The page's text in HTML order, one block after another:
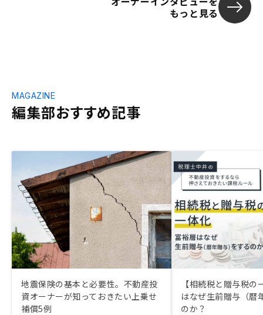
もっと見る
編集部おすすめ記事
MAGAZINE
地震保険の基本と必要性。不動産投
資オーナーが知っておきたい上乗せ
補償5例
【相続税と贈与税
はなぜ生前贈与（暦
のか？